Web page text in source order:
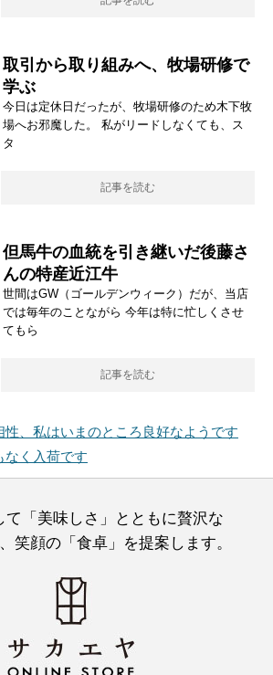
取引から取り組みへ、牧場研修で
学ぶ
今日は定休日だったが、牧場研修のため木下牧
場へお邪魔した。 私がリードしなくても、ス
タ
記事を読む
但馬牛の血統を引き継いだ後藤さ
んの特産近江牛
世間はGW（ゴールデンウィーク）だが、当店
では毎年のことながら 今年は特に忙しくさせ
てもら
記事を読む
性、私はいまのところ良好なようです
なく入荷です
て「美味しさ」とともに贅沢な
笑顔の「食卓」を提案します。